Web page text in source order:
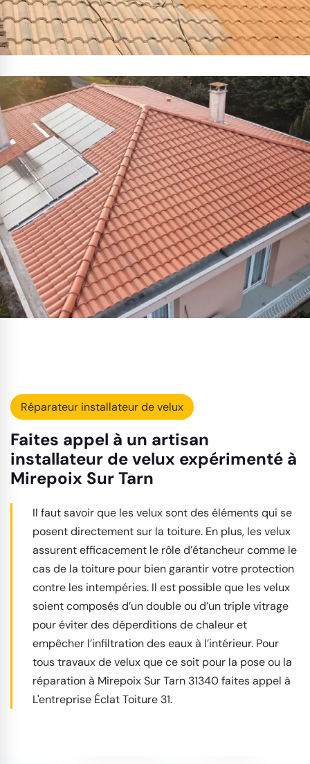
Réparateur installateur de velux
Faites appel à un artisan
installateur de velux expérimenté à
Mirepoix Sur Tarn
Il faut savoir que les velux sont des éléments qui se
posent directement sur la toiture. En plus, les velux
assurent efficacement le rôle d’étancheur comme le
cas de la toiture pour bien garantir votre protection
contre les intempéries. Il est possible que les velux
soient composés d’un double ou d’un triple vitrage
pour éviter des déperditions de chaleur et
empêcher l’infiltration des eaux à l’intérieur. Pour
tous travaux de velux que ce soit pour la pose ou la
réparation à Mirepoix Sur Tarn 31340 faites appel à
L'entreprise Éclat Toiture 31.